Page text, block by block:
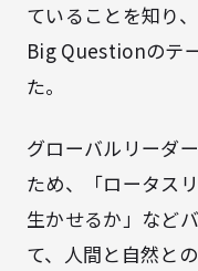
ていることを知り
Big Questionのテ
た。
グローバルリーダ
ため、「ロータス
生かせるか」など
て、人間と自然と